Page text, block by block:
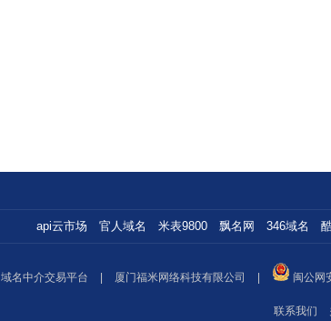
api云市场 官人域名 米表9800 飘名网 346域名
域名中介交易平台 厦门福米网络科技有限公司 闽公网
联系我们